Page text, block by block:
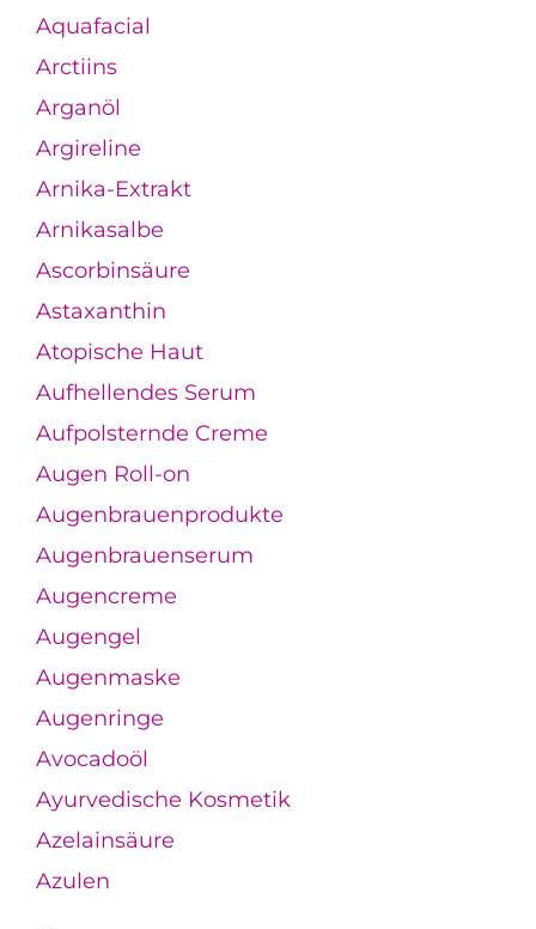
Aquafacial
Arctiins
Arganöl
Argireline
Arnika-Extrakt
Arnikasalbe
Ascorbinsäure
Astaxanthin
Atopische Haut
Aufhellendes Serum
Aufpolsternde Creme
Augen Roll-on
Augenbrauenprodukte
Augenbrauenserum
Augencreme
Augengel
Augenmaske
Augenringe
Avocadoöl
Ayurvedische Kosmetik
Azelainsäure
Azulen